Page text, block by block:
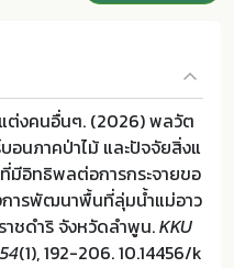
ต่งคนอื่นๆ. (2026) พลวัต
อนภาคป่าไม้ และปัจจัยสิ่งแ
มีอิทธิพลต่อการกระจายขอ
ารพัฒนาพื้นที่ลุ่มน้ำแม่อาว
าชดำริ จังหวัดลำพูน.KKU
54(1), 192-206. 10.14456/k